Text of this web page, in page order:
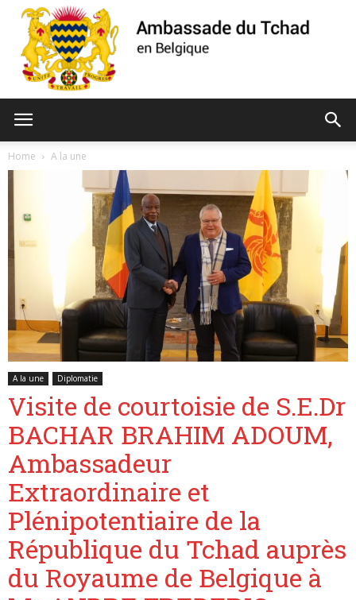
du
Tchad
de
Belgique
Home A la une
A la une Diplomatie
Visite de courtoisie de S.E.Dr
BACHAR BRAHIM ADOUM,
Ambassadeur
Extraordinaire et
Plénipotentiaire de la
République du Tchad auprès
du Royaume de Belgique à